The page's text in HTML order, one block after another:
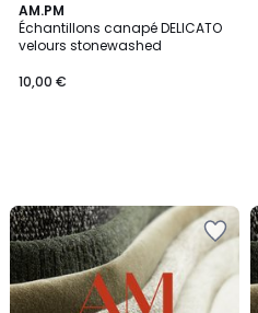
AM.PM
Échantillons canapé DELICATO
velours stonewashed
10,00 €